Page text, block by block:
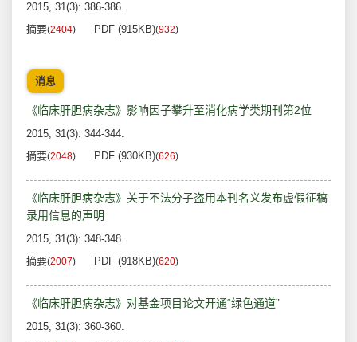
2015, 31(3): 386-386.
摘要(2404) PDF (915KB)(932)
消息
《临床肝胆病杂志》影响因子攀升至消化病学类期刊第2位
2015, 31(3): 344-344.
摘要(2048) PDF (930KB)(626)
《临床肝胆病杂志》关于不法分子盗用本刊名义发布虚假征稿
录用信息的声明
2015, 31(3): 348-348.
摘要(2007) PDF (918KB)(620)
《临床肝胆病杂志》对基金项目论文开通“绿色通道”
2015, 31(3): 360-360.